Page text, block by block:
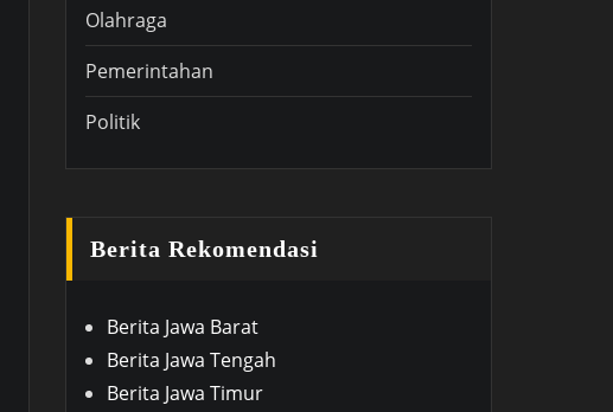
Olahraga
Pemerintahan
Politik
Berita Rekomendasi
Berita Jawa Barat
Berita Jawa Tengah
Berita Jawa Timur